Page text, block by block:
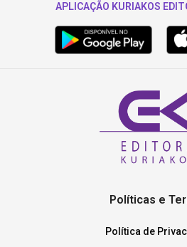
APLICAÇÃO KURIAKOS
Políticas e
Política de